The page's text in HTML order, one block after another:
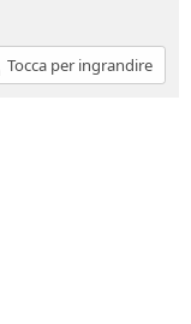
Tocca per ingrandire